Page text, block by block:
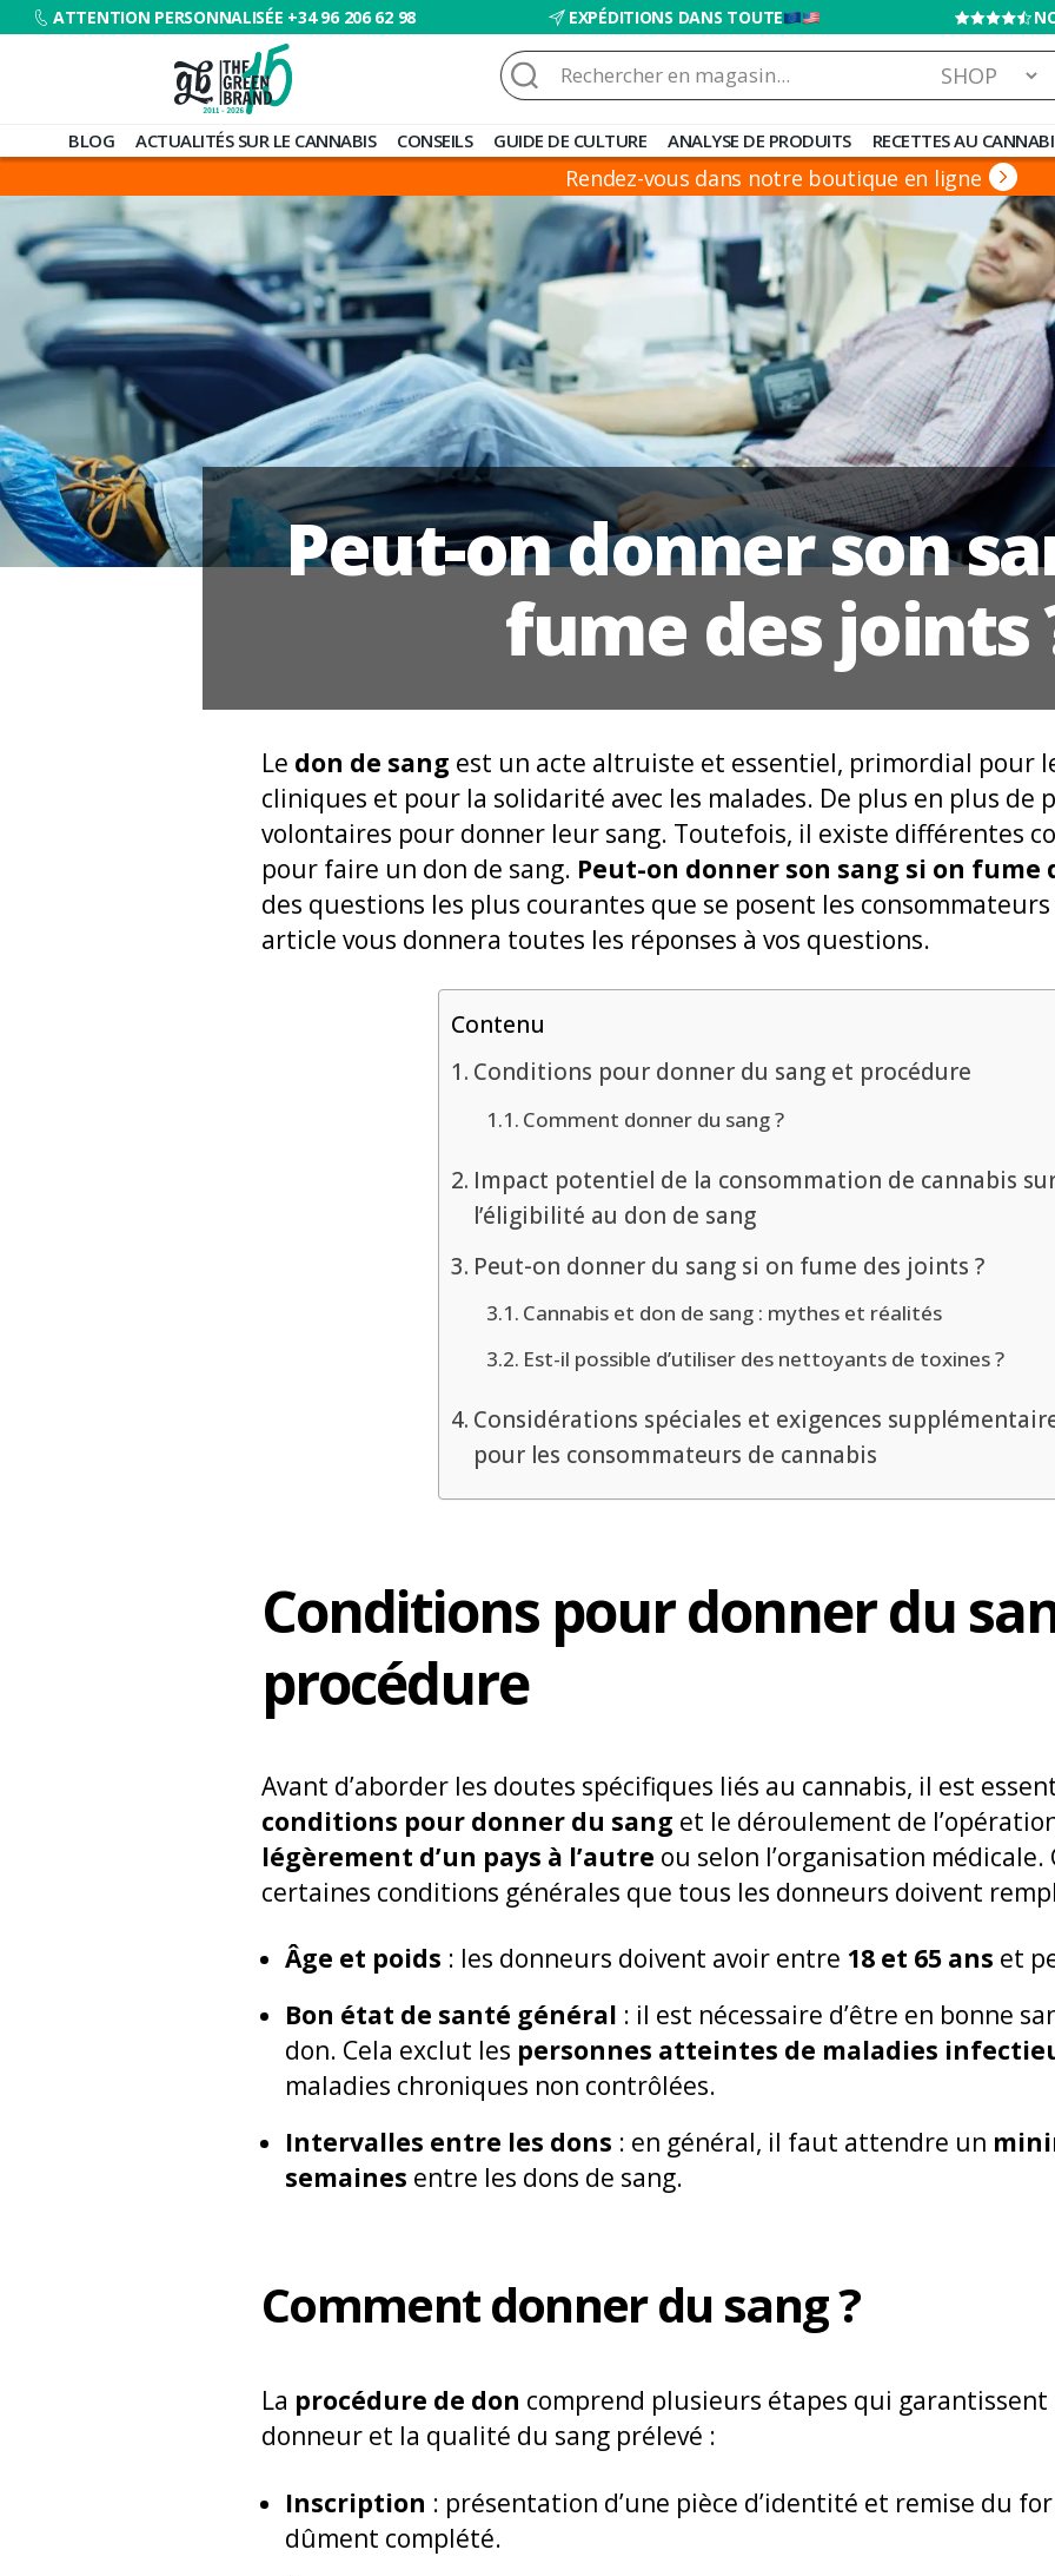
ATTENTION PERSONNALISÉE +34 96 206 62 98 EXPÉDITIONS DANS TOUTE
Blog
de
Barato
Rechercher :
BLOG ACTUALITÉS SUR LE CANNABIS CONSEILS GUIDE DE CULTURE ANALYSE DE PRODUITS RECETTES AU
Rendez-vous dans notre boutique en ligne
Peut-on donner son
fume des joints
Le don de sang est un acte altruiste et essentiel, primordial pour
cliniques et pour la solidarité avec les malades. De plus en plus de
volontaires pour donner leur sang. Toutefois, il existe différentes
pour faire un don de sang. Peut-on donner son sang si on fume
des questions les plus courantes que se posent les
article vous donnera toutes les réponses à vos questions.
Contenu
Conditions pour donner du sang et procédure
Comment donner du sang ?
Impact potentiel de la consommation de cannabis
l’éligibilité au don de sang
Peut-on donner du sang si on fume des joints ?
Cannabis et don de sang : mythes et réalités
Est-il possible d’utiliser des nettoyants de toxines ?
Considérations spéciales et exigences
pour les consommateurs de cannabis
Conditions pour donner du
procédure
Avant d’aborder les doutes spécifiques liés au cannabis, il est
conditions pour donner du sang et le déroulement de
légèrement d’un pays à l’autre ou selon l’organisation
certaines conditions générales que tous les donneurs doivent
Âge et poids : les donneurs doivent avoir entre 18 et 65 ans et
Bon état de santé général : il est nécessaire d’être en bonne
don. Cela exclut les personnes atteintes de maladies
maladies chroniques non contrôlées.
Intervalles entre les dons : en général, il faut attendre un
semaines entre les dons de sang.
Comment donner du sang ?
La procédure de don comprend plusieurs étapes qui
donneur et la qualité du sang prélevé :
Inscription : présentation d’une pièce d’identité et remise du
dûment complété.